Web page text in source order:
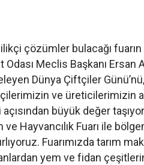
çözümler bulacağı fuarın
Odası Meclis Başkanı Ersan
Dünya Çiftçiler
ve üreticilerimizin
büyük değer
Hayvancılık Fuarı ile
Fuarımızda tarım
yem ve fidan